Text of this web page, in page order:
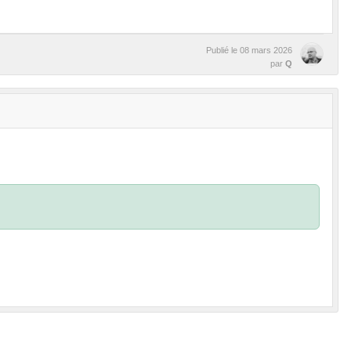
Publié le 08 mars 2026
par Q